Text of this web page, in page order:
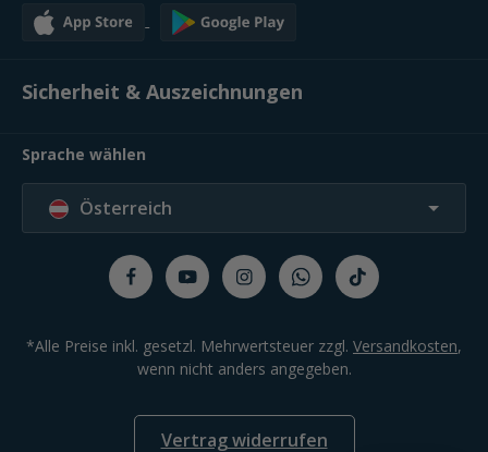
Sicherheit & Auszeichnungen
Sprache wählen
Österreich
*Alle Preise inkl. gesetzl. Mehrwertsteuer zzgl. Versandkosten,
wenn nicht anders angegeben.
Vertrag widerrufen